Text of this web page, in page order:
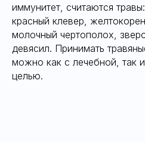
иммунитет, считаются
красный клевер,
молочный чертополох,
девясил. Принимать
можно как с лечебной, так
целью.